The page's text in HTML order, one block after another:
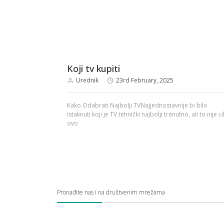
Koji tv kupiti
Urednik 23rd February, 2025
Kako Odabrati Najbolji TVNajjednostavnije bi bilo
istaknuti koji je TV tehnički najbolji trenutno, ali to nije
ovo
Pronađite nas i na društvenim mrežama